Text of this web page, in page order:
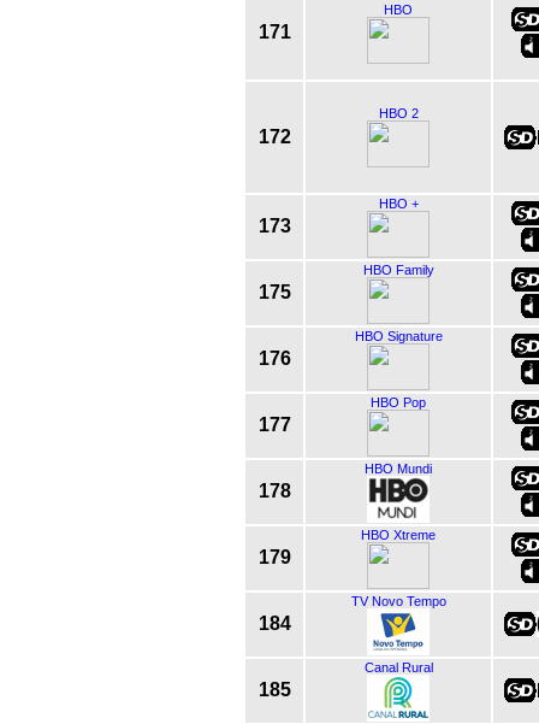
171
HBO
172
HBO 2
173
HBO +
175
HBO Family
176
HBO Signature
177
HBO Pop
178
HBO Mundi
179
HBO Xtreme
184
TV Novo Tempo
185
Canal Rural